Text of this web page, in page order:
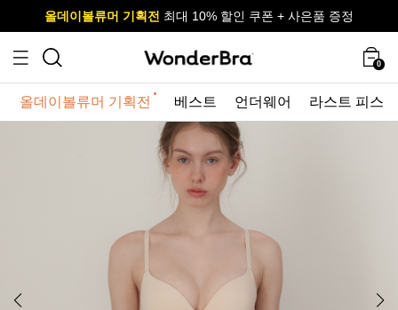
사이즈 무료 교환 서비스
올데이볼류머 기획전 최대 10% 할인 쿠폰 + 사은품 증정
사이즈 무료 교환 서비스
올데이볼류머 기획전
0
올데이볼류머 기획전 베스트 언더웨어 라스트 피스